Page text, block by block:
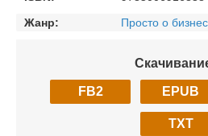
Жанр:
Просто о
FB2 EPUB
TXT